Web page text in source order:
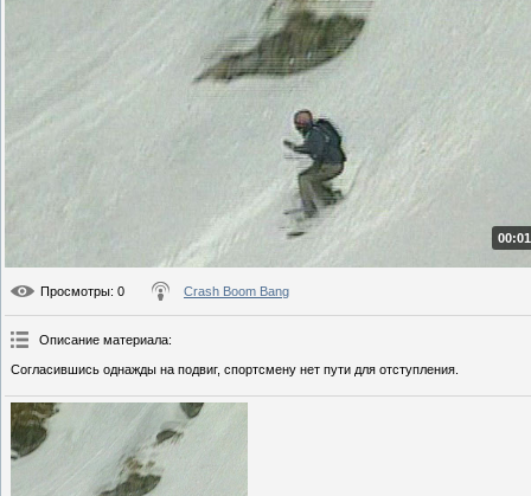
Просмотры: 0 Crash Boom Bang
Описание материала:
Согласившись однажды на подвиг, спортсмену нет пути для отступления.